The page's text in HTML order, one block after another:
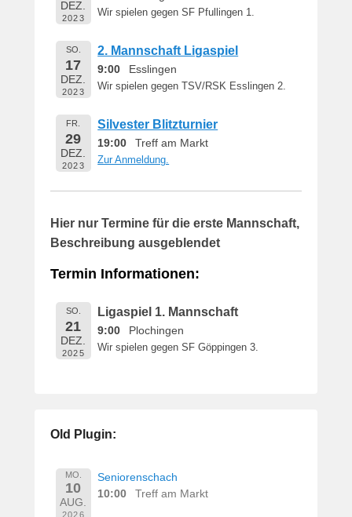
DEZ.
2023
Wir spielen gegen SF Pfullingen 1.
SO.
17
DEZ.
2023
2. Mannschaft Ligaspiel
9:00 Esslingen
Wir spielen gegen TSV/RSK Esslingen 2.
FR.
29
DEZ.
2023
Silvester Blitzturnier
19:00 Treff am Markt
Zur Anmeldung.
Hier nur Termine für die erste Mannschaft,
Beschreibung ausgeblendet
Termin Informationen:
SO.
21
DEZ.
2025
Ligaspiel 1. Mannschaft
9:00 Plochingen
Wir spielen gegen SF Göppingen 3.
Old Plugin:
MO.
10
AUG.
2026
Seniorenschach
10:00
Treff am Markt